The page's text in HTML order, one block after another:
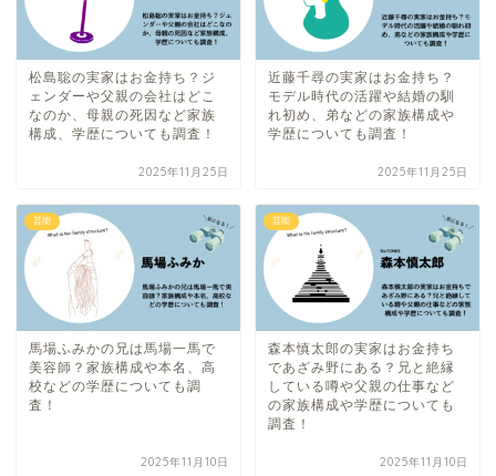
松島聡の実家はお金持ち？ジ
ェンダーや父親の会社はどこ
なのか、母親の死因など家族
構成、学歴についても調査！
2025年11月25日
近藤千尋の実家はお金持ち？
モデル時代の活躍や結婚の馴
れ初め、弟などの家族構成や
学歴についても調査！
2025年11月25日
芸能
馬場ふみかの兄は馬場一馬で
美容師？家族構成や本名、高
校などの学歴についても調
査！
2025年11月10日
芸能
森本慎太郎の実家はお金持ち
であざみ野にある？兄と絶縁
している噂や父親の仕事など
の家族構成や学歴についても
調査！
2025年11月10日